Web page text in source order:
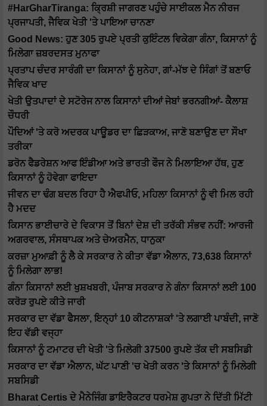
#HarGharTiranga: ਕ੍ਰਿਸ਼ੀ ਜਾਗਰਣ ਪਹੁੰਚੇ ਸਾਈਕਲ ਮੈਨ ਨੀਰਜ
ਪ੍ਰਜਾਪਤੀ, ਜੈਵਿਕ ਖੇਤੀ 'ਤੇ ਪਾਇਆ ਚਾਨਣਾ
Good News: ਹੁਣ 305 ਰੁਪਏ ਪ੍ਰਤੀ ਕੁਇੰਟਲ ਵਿਕੇਗਾ ਗੰਨਾ, ਕਿਸਾਨਾਂ ਨੂੰ
ਮਿਲੇਗਾ ਜ਼ਬਰਦਸਤ ਮੁਨਾਫਾ
ਪ੍ਰਤਾਪ ਚੰਦਰ ਸਾਰੰਗੀ ਦਾ ਕਿਸਾਨਾਂ ਨੂੰ ਸੁਨੇਹਾ, ਗਾਂ-ਮੱਝ ਦੇ ਸਿੰਗਾਂ ਤੋਂ ਬਣਾਓ
ਜੈਵਿਕ ਖਾਦ
ਖੇਤੀ ਉਤਪਾਦਾਂ ਦੇ ਸਟੋਰੇਜ ਨਾਲ ਕਿਸਾਨਾਂ ਦੀਆਂ ਜੇਬਾਂ ਭਰਨਗੀਆਂ- ਕੈਲਾਸ਼
ਚੌਧਰੀ
ਪੌਦਿਆਂ 'ਤੇ ਕਰੋ ਅਦਰਕ ਪਾਊਡਰ ਦਾ ਛਿੜਕਾਅ, ਜਾਣੋ ਬਣਾਉਣ ਦਾ ਸੌਖਾ
ਤਰੀਕਾ
ਡਰੋਨ ਫੈਡਰੇਸ਼ਨ ਆਫ ਇੰਡੀਆ ਅਤੇ ਭਾਰਤੀ ਫੌਜ ਨੇ ਮਿਲਾਇਆ ਹੱਥ, ਹੁਣ
ਕਿਸਾਨਾਂ ਨੂੰ ਹੋਵੇਗਾ ਫਾਇਦਾ
ਜੀਵਨ ਦਾ ਢੰਗ ਬਦਲ ਰਿਹਾ ਹੈ ਐਫਪੀਓ, ਮਹਿਲਾ ਕਿਸਾਨਾਂ ਨੂੰ ਵੀ ਮਿਲ ਰਹੀ
ਹੈ ਮਦਦ
ਕਿਸਾਨ ਭਾਈਚਾਰੇ ਦੇ ਵਿਕਾਸ ਤੋਂ ਬਿਨਾਂ ਦੇਸ਼ ਦੀ ਤਰੱਕੀ ਸੰਭਵ ਨਹੀਂ: ਆਰਜੀ
ਅਗਰਵਾਲ, ਸੰਸਥਾਪਕ ਅਤੇ ਚੇਅਰਮੈਨ, ਧਾਨੁਕਾ
ਕਰਜ਼ਾ ਮੁਆਫ਼ੀ ਨੂੰ ਲੈ ਕੇ ਸਰਕਾਰ ਨੇ ਕੀਤਾ ਵੱਡਾ ਐਲਾਨ, 73,638 ਕਿਸਾਨਾਂ
ਨੂੰ ਮਿਲੇਗਾ ਲਾਭ!
ਗੰਨਾ ਕਿਸਾਨਾਂ ਲਈ ਖੁਸ਼ਖਬਰੀ, ਪੰਜਾਬ ਸਰਕਾਰ ਨੇ ਗੰਨਾ ਕਿਸਾਨਾਂ ਲਈ 100
ਕਰੋੜ ਰੁਪਏ ਕੀਤੇ ਜਾਰੀ
ਸਰਕਾਰ ਦਾ ਵੱਡਾ ਫੈਸਲਾ, ਇਨ੍ਹਾਂ 10 ਕੀਟਨਾਸ਼ਕਾਂ 'ਤੇ ਲਗਾਈ ਪਾਬੰਦੀ, ਜਾਣੋ
ਇਹ ਵੱਡੀ ਵਜ੍ਹਾ
ਕਿਸਾਨਾਂ ਨੂੰ ਟਮਾਟਰ ਦੀ ਖੇਤੀ 'ਤੇ ਮਿਲੇਗੀ 37500 ਰੁਪਏ ਤੱਕ ਦੀ ਸਬਸਿਡੀ
ਸਰਕਾਰ ਦਾ ਵੱਡਾ ਐਲਾਨ, ਘੱਟ ਪਾਣੀ 'ਚ ਖੇਤੀ ਕਰਨ 'ਤੇ ਕਿਸਾਨਾਂ ਨੂੰ ਮਿਲੇਗੀ
ਸਬਸਿਡੀ
Bharat Certis ਦੇ ਮੈਨੇਜਿੰਗ ਡਾਇਰੈਕਟਰ ਧਰਮੇਸ਼ ਗੁਪਤਾ ਨੇ ਦਿੱਤੀ ਮਿੱਟੀ